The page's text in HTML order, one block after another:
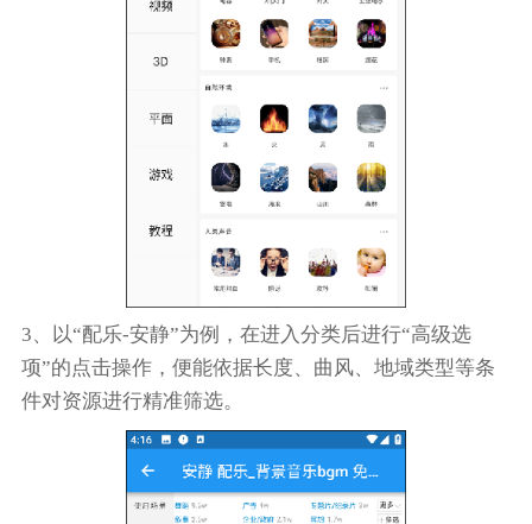
3、以“配乐-安静”为例，在进入分类后进行“高级选
项”的点击操作，便能依据长度、曲风、地域类型等条
件对资源进行精准筛选。